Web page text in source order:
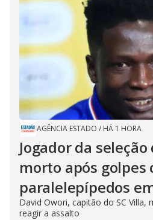
AGÊNCIA ESTADO / HÁ 1 HORA
Jogador da
morto após golpes
paralelepípedos
David Owori, capitão do SC Villa,
reagir a assalto